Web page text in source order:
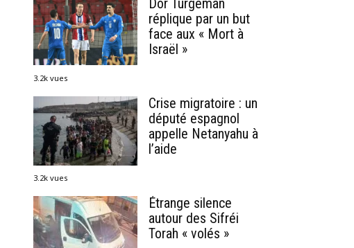
Dor Turgeman
réplique par un but
face aux « Mort à
Israël »
3.2k vues
Crise migratoire : un
député espagnol
appelle Netanyahu à
l’aide
3.2k vues
Étrange silence
autour des Sifréi
Torah « volés »